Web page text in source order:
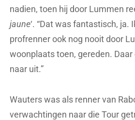
nadien, toen hij door Lummen
jaune‘. “Dat was fantastisch, ja.
profrenner ook nog nooit door
woonplaats toen, gereden. Daar
naar uit.”
Wauters was als renner van
verwachtingen naar die Tour